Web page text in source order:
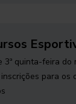
3ª quinta-feira do
para os